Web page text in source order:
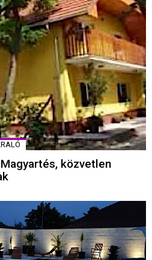
közvetlen